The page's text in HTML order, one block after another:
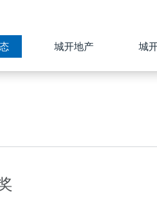
城开地产 城